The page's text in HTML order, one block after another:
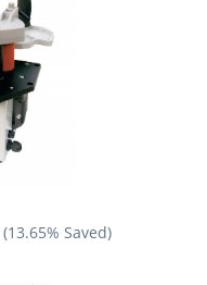
(13.65% Saved)